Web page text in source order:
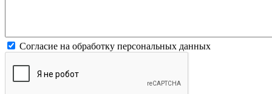
Согласие на обработку персональных данных